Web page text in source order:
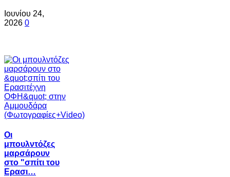
Ιουνίου 24,
2026 0
Oι
μπουλντόζες
μαρσάρουν
στο "σπίτι του
Ερασι…